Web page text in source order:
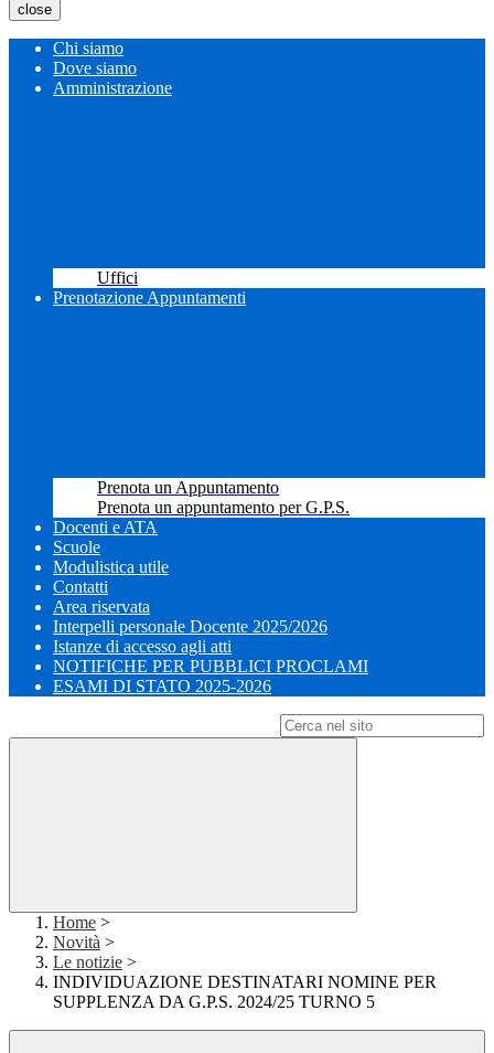
close
Chi siamo
Dove siamo
Amministrazione
Uffici
Prenotazione Appuntamenti
Prenota un Appuntamento
Prenota un appuntamento per G.P.S.
Docenti e ATA
Scuole
Modulistica utile
Contatti
Area riservata
Interpelli personale Docente 2025/2026
Istanze di accesso agli atti
NOTIFICHE PER PUBBLICI PROCLAMI
ESAMI DI STATO 2025-2026
Home >
Novità >
Le notizie >
INDIVIDUAZIONE DESTINATARI NOMINE PER
SUPPLENZA DA G.P.S. 2024/25 TURNO 5